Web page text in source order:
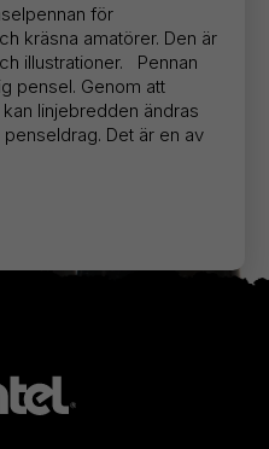
för
kräsna amatörer. Den är
illustrationer. Pennan
pensel. Genom att
linjebredden ändras
Det är en av